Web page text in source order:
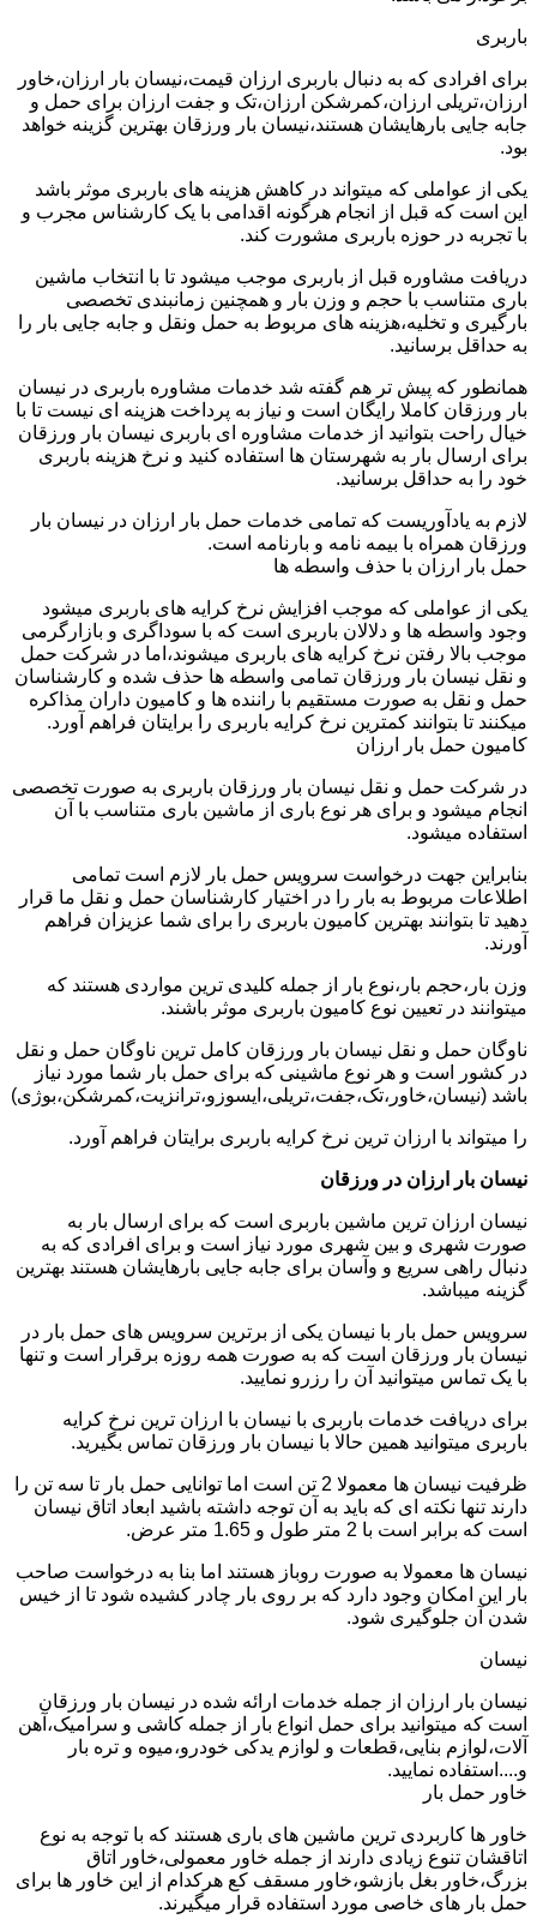
باربری
برای افرادی که به دنبال باربری ارزان قیمت،نیسان بار ارزان،خاور
ارزان،تریلی ارزان،کمرشکن ارزان،تک و جفت ارزان برای حمل و
جابه جایی بارهایشان هستند،نیسان بار ورزقان بهترین گزینه خواهد
بود.
یکی از عواملی که میتواند در کاهش هزینه های باربری موثر باشد
این است که قبل از انجام هرگونه اقدامی با یک کارشناس مجرب و
با تجربه در حوزه باربری مشورت کند.
دریافت مشاوره قبل از باربری موجب میشود تا با انتخاب ماشین
باری متناسب با حجم و وزن بار و همچنین زمانبندی تخصصی
بارگیری و تخلیه،هزینه های مربوط به حمل ونقل و جابه جایی بار را
به حداقل برسانید.
همانطور که پیش تر هم گفته شد خدمات مشاوره باربری در نیسان
بار ورزقان کاملا رایگان است و نیاز به پرداخت هزینه ای نیست تا با
خیال راحت بتوانید از خدمات مشاوره ای باربری نیسان بار ورزقان
برای ارسال بار به شهرستان ها استفاده کنید و نرخ هزینه باربری
خود را به حداقل برسانید.
لازم به یادآوریست که تمامی خدمات حمل بار ارزان در نیسان بار
ورزقان همراه با بیمه نامه و بارنامه است.
حمل بار ارزان با حذف واسطه ها
یکی از عواملی که موجب افزایش نرخ کرایه های باربری میشود
وجود واسطه ها و دلالان باربری است که با سوداگری و بازارگرمی
موجب بالا رفتن نرخ کرایه های باربری میشوند،اما در شرکت حمل
و نقل نیسان بار ورزقان تمامی واسطه ها حذف شده و کارشناسان
حمل و نقل به صورت مستقیم با راننده ها و کامیون داران مذاکره
میکنند تا بتوانند کمترین نرخ کرایه باربری را برایتان فراهم آورد.
کامیون حمل بار ارزان
در شرکت حمل و نقل نیسان بار ورزقان باربری به صورت تخصصی
انجام میشود و برای هر نوع باری از ماشین باری متناسب با آن
استفاده میشود.
بنابراین جهت درخواست سرویس حمل بار لازم است تمامی
اطلاعات مربوط به بار را در اختیار کارشناسان حمل و نقل ما قرار
دهید تا بتوانند بهترین کامیون باربری را برای شما عزیزان فراهم
آورند.
وزن بار،حجم بار،نوع بار از جمله کلیدی ترین مواردی هستند که
میتوانند در تعیین نوع کامیون باربری موثر باشند.
ناوگان حمل و نقل نیسان بار ورزقان کامل ترین ناوگان حمل و نقل
در کشور است و هر نوع ماشینی که برای حمل بار شما مورد نیاز
باشد (نیسان،خاور،تک،جفت،تریلی،ایسوزو،ترانزیت،کمرشکن،بوژی)
را میتواند با ارزان ترین نرخ کرایه باربری برایتان فراهم آورد.
نیسان بار ارزان در ورزقان
نیسان ارزان ترین ماشین باربری است که برای ارسال بار به
صورت شهری و بین شهری مورد نیاز است و برای افرادی که به
دنبال راهی سریع و وآسان برای جابه جایی بارهایشان هستند بهترین
گزینه میباشد.
سرویس حمل بار با نیسان یکی از برترین سرویس های حمل بار در
نیسان بار ورزقان است که به صورت همه روزه برقرار است و تنها
با یک تماس میتوانید آن را رزرو نمایید.
برای دریافت خدمات باربری با نیسان با ارزان ترین نرخ کرایه
باربری میتوانید همین حالا با نیسان بار ورزقان تماس بگیرید.
ظرفیت نیسان ها معمولا 2 تن است اما توانایی حمل بار تا سه تن را
دارند تنها نکته ای که باید به آن توجه داشته باشید ابعاد اتاق نیسان
است که برابر است با 2 متر طول و 1.65 متر عرض.
نیسان ها معمولا به صورت روباز هستند اما بنا به درخواست صاحب
بار این امکان وجود دارد که بر روی بار چادر کشیده شود تا از خیس
شدن آن جلوگیری شود.
نیسان
نیسان بار ارزان از جمله خدمات ارائه شده در نیسان بار ورزقان
است که میتوانید برای حمل انواع بار از جمله کاشی و سرامیک،آهن
آلات،لوازم بنایی،قطعات و لوازم یدکی خودرو،میوه و تره بار
و....استفاده نمایید.
خاور حمل بار
خاور ها کاربردی ترین ماشین های باری هستند که با توجه به نوع
اتاقشان تنوع زیادی دارند از جمله خاور معمولی،خاور اتاق
بزرگ،خاور بغل بازشو،خاور مسقف کع هرکدام از این خاور ها برای
حمل بار های خاصی مورد استفاده قرار میگیرند.